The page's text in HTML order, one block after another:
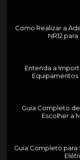
Como Realizar a
NR12
Entenda a
Equipamentos
Guia Completo
Escolher a
Guia Completo